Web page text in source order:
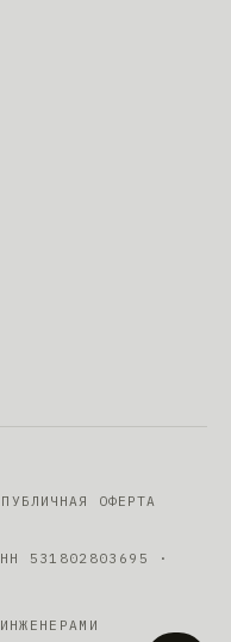
ПУБЛИЧНАЯ ОФЕРТА
531802803695
·